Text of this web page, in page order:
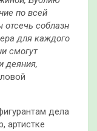
по всей
отсечь соблазн
для каждого
смогут
деяния,
дела
артистке